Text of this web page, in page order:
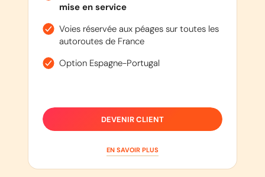
mise en service
Voies réservée aux péages sur toutes les
autoroutes de France
Option Espagne-Portugal
DEVENIR CLIENT
EN SAVOIR PLUS